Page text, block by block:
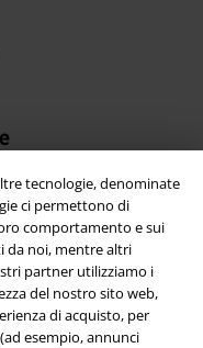
tecnologie, denominate
ci permettono di
comportamento e sui
da noi, mentre altri
partner utilizziamo i
del nostro sito web,
di acquisto, per
esempio, annunci
EMP!